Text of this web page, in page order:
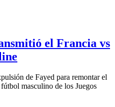
el Francia vs
de Fayed para remontar el
masculino de los Juegos